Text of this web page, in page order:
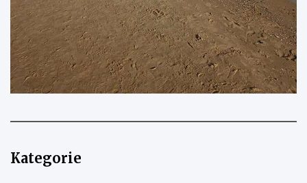
Kategorie